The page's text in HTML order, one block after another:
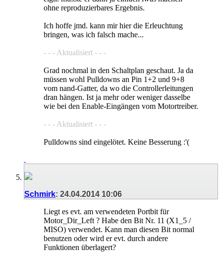
ohne reproduzierbares Ergebnis.
Ich hoffe jmd. kann mir hier die Erleuchtung
bringen, was ich falsch mache...
- - - Aktualisiert - - -
Grad nochmal in den Schaltplan geschaut. Ja da
müssen wohl Pulldowns an Pin 1+2 und 9+8
vom nand-Gatter, da wo die Controllerleitungen
dran hängen. Ist ja mehr oder weniger dasselbe
wie bei den Enable-Eingängen vom Motortreiber.
- - - Aktualisiert - - -
Pulldowns sind eingelötet. Keine Besserung :'(
Schmirk: 24.04.2014 10:06
Liegt es evt. am verwendeten Portbit für
Motor_Dir_Left ? Habe den Bit Nr. 11 (X1_5 /
MISO) verwendet. Kann man diesen Bit normal
benutzen oder wird er evt. durch andere
Funktionen überlagert?